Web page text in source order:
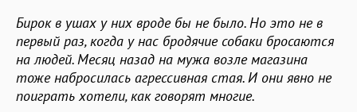
Бирок в ушах у них вроде бы не было. Но это не в
первый раз, когда у нас бродячие собаки бросаются
на людей. Месяц назад на мужа возле магазина
тоже набросилась агрессивная стая. И они явно не
поиграть хотели, как говорят многие.